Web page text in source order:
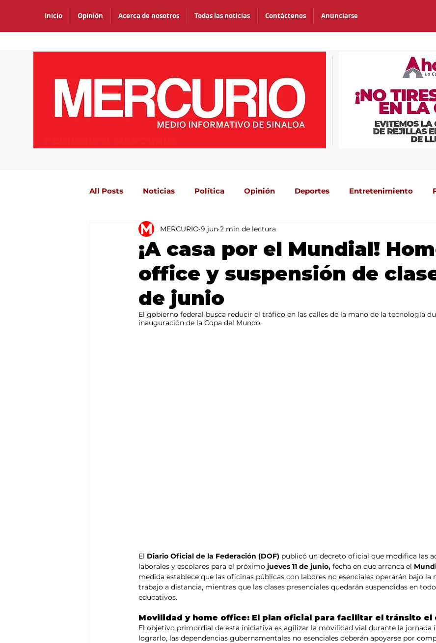
Inicio Opinión Acerca de nosotros Todas las noticias Contáctenos Anunciarse
All Posts Noticias Política Opinión Deportes Entretenimiento
Agricultura México Mundo Portada 2
¡A casa por el Mundial!
office y suspensión de
de junio
MERCURIO 9 jun 2 min de lectura
El gobierno federal busca reducir el tráfico en las calles de la mano de la tecnología
inauguración de la Copa del Mundo.
El Diario Oficial de la Federación (DOF) publicó un decreto oficial que modifica las
laborales y escolares para el próximo jueves 11 de junio, fecha en que arranca el
medida establece que las oficinas públicas con labores no esenciales operarán bajo la
trabajo a distancia, mientras que las clases presenciales quedarán suspendidas en
educativos.
Movilidad y home office: El plan oficial para facilitar el tránsito el
El objetivo primordial de esta iniciativa es agilizar la movilidad vial durante la jornada
lograrlo, las dependencias gubernamentales no esenciales deberán apoyarse por